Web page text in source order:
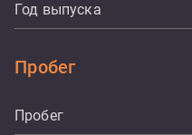
Год выпуска
Пробег
Пробег